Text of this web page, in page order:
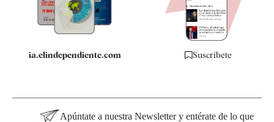
Especificaciones
ia.elindependiente.com Suscríbete
Apúntate a nuestra Newsletter y entérate de lo que